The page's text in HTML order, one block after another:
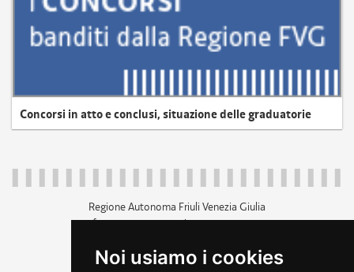
Noi usiamo i cookies
Concorsi in atto e conclusi, situazione delle graduatorie
Regione Autonoma Friuli Venezia Giulia
c.f. 80014930327; p.iva 00526040324
+39 040 3771111